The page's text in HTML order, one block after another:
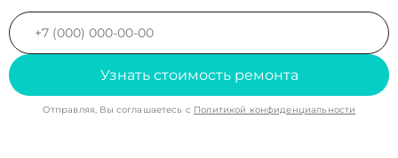
Узнать стоимость ремонта
Отправляя, Вы соглашаетесь с Политикой конфиденциальности